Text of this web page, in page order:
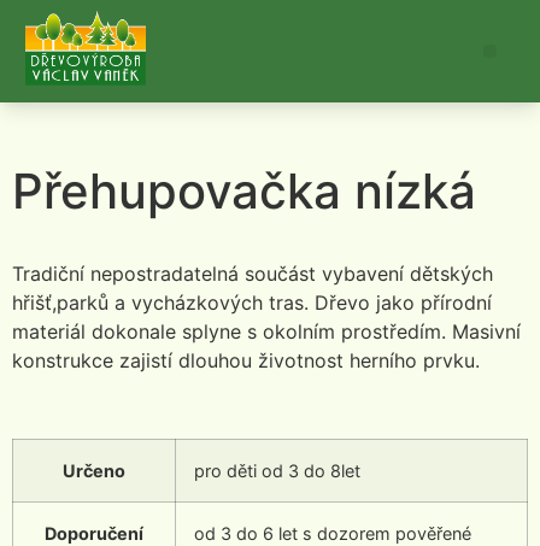
Přehupovačka nízká
Tradiční nepostradatelná součást vybavení dětských
hřišť,parků a vycházkových tras. Dřevo jako přírodní
materiál dokonale splyne s okolním prostředím. Masivní
konstrukce zajistí dlouhou životnost herního prvku.
Určeno pro děti od 3 do 8let
Doporučení
od 3 do 6 let s dozorem pověřené